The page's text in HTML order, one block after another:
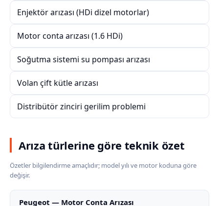
Enjektör arızası (HDi dizel motorlar)
Motor conta arızası (1.6 HDi)
Soğutma sistemi su pompası arızası
Volan çift kütle arızası
Distribütör zinciri gerilim problemi
Arıza türlerine göre teknik özet
Özetler bilgilendirme amaçlıdır; model yılı ve motor koduna göre
değişir.
Peugeot — Motor Conta Arızası